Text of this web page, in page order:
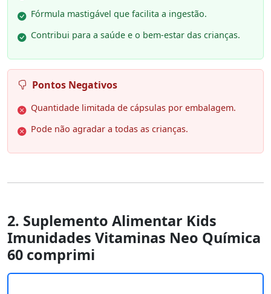
Fórmula mastigável que facilita a ingestão.
Contribui para a saúde e o bem-estar das crianças.
Pontos Negativos
Quantidade limitada de cápsulas por embalagem.
Pode não agradar a todas as crianças.
2. Suplemento Alimentar Kids
Imunidades Vitaminas Neo Química
60 comprimi